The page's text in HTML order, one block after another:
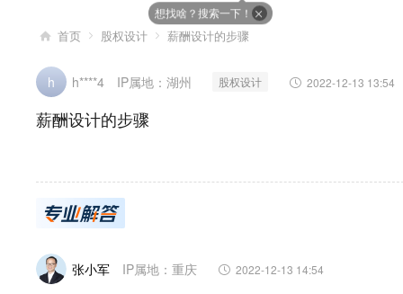
想找啥？搜索一下！
首页 股权设计 薪酬设计的步骤
h h****4 IP属地：湖州 股权设计 2022-12-13 13:54
薪酬设计的步骤
张小军 IP属地：重庆 2022-12-13 14:54